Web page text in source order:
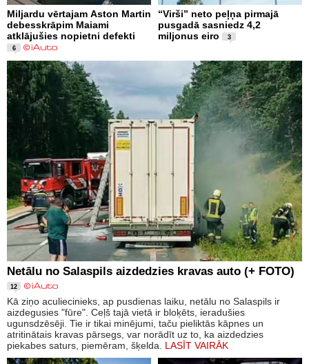
Miljardu vērtajam Aston Martin
debesskrāpim Maiami
atklājušies nopietni defekti
6
“Virši” neto peļņa pirmajā
pusgadā sasniedz 4,2
miljonus eiro
3
Netālu no Salaspils aizdedzies kravas auto (+ FOTO)
12
Kā ziņo aculiecinieks, ap pusdienas laiku, netālu no Salaspils ir
aizdegusies "fūre". Ceļš tajā vietā ir bloķēts, ieradušies
ugunsdzēsēji. Tie ir tikai minējumi, taču pieliktās kāpnes un
atritinātais kravas pārsegs, var norādīt uz to, ka aizdedzies
piekabes saturs, piemēram, šķelda. LASĪT VAIRĀK